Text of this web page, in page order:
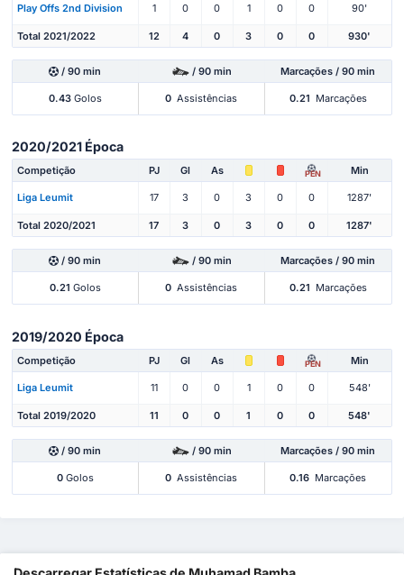
Play Offs 2nd Division 1 0 0 1 0 0 90'
Total 2021/2022 12 4 0 3 0 0 930'
/ 90 min / 90 min Marcações / 90 min
0.43Golos 0 Assistências 0.21 Marcações
2020/2021 Época
Competição PJ Gl As PEN Min
Liga Leumit 17 3 0 3 0 0 1287'
Total 2020/2021 17 3 0 3 0 0 1287'
/ 90 min / 90 min Marcações / 90 min
0.21 Golos 0 Assistências 0.21 Marcações
2019/2020 Época
Competição PJ Gl As PEN Min
Liga Leumit 11 0 0 1 0 0 548'
Total 2019/2020 11 0 0 1 0 0 548'
/ 90 min / 90 min Marcações / 90 min
0Golos 0 Assistências 0.16 Marcações